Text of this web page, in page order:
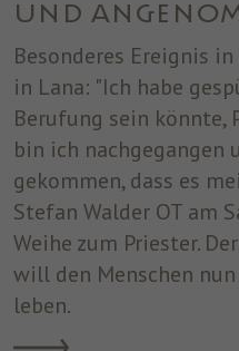
und
Besonderes Ereignis
in Lana: "Ich habe
Berufung sein könnte,
bin ich nachgegangen
gekommen, dass es
Stefan Walder OT am
Weihe zum Priester.
will den Menschen
leben.